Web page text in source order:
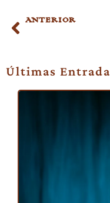
ANTERIOR
Últimas